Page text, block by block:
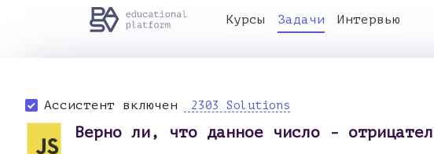
Курсы Задачи Интервью
Ассистент включен 2303 Solutions
Верно ли, что данное число -